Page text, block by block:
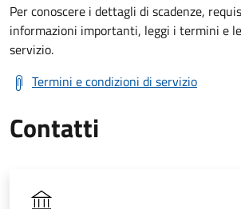
Per conoscere i dettagli di scadenze,
informazioni importanti, leggi i termini e
servizio.
Termini e condizioni di servizio
Contatti